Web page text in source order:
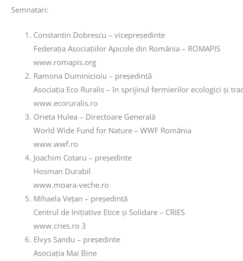
Semnatari:
Constantin Dobrescu – vicepreședinte
Federația Asociațiilor Apicole din România – ROMAPIS
www.romapis.org
Ramona Duminicioiu – președintă
Asociația Eco Ruralis – în sprijinul fermierilor ecologici și
www.ecoruralis.ro
Orieta Hulea – Directoare Generală
World Wide Fund for Nature – WWF România
www.wwf.ro
Joachim Cotaru – președinte
Hosman Durabil
www.moara-veche.ro
Mihaela Vețan – președintă
Centrul de Inițiative Etice și Solidare – CRIES
www.cries.ro 3
Elvys Sandu – președinte
Asociația Mai Bine